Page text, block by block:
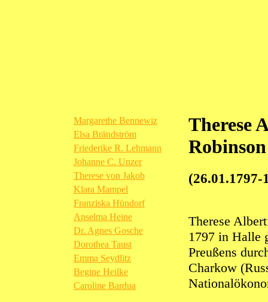
Margarethe Bennewiz
Elsa Brändström
Friederike R. Lehmann
Johanne C. Unzer
Therese von Jakob
Klara Mampel
Franziska Hündorf
Anselma Heine
Dr. Agnes Gosche
Dorothea Taust
Emma Seydlitz
Begine Heilke
Caroline Bardua
Therese
Robinson
(26.01.1797-
Therese
1797 in Halle
Preußens
Charkow